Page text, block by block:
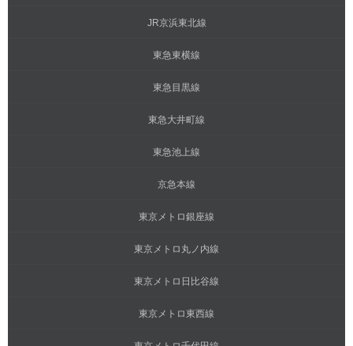
JR京浜東北線
東急東横線
東急目黒線
東急大井町線
東急池上線
京急本線
東京メトロ銀座線
東京メトロ丸ノ内線
東京メトロ日比谷線
東京メトロ東西線